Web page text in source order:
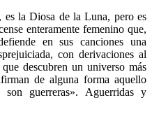
es la Diosa de la Luna, pero es
enteramente femenino que,
en sus canciones una
con derivaciones al
descubren un universo más
de alguna forma aquello
guerreras». Aguerridas y